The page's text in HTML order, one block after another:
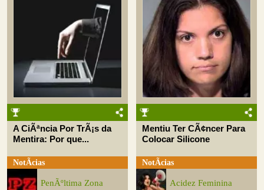
Perguntas Frequentes
Contato
A CiÃªncia Por TrÃ¡s da
Mentira: Por que...
NotÃ­cias
PenÃºltima Zona
Mentiu Ter CÃ¢ncer Para
Colocar Silicone
NotÃ­cias
Acidez Feminina